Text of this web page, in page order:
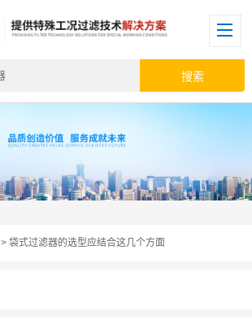
> 袋式过滤器的选型应结合这几个方面